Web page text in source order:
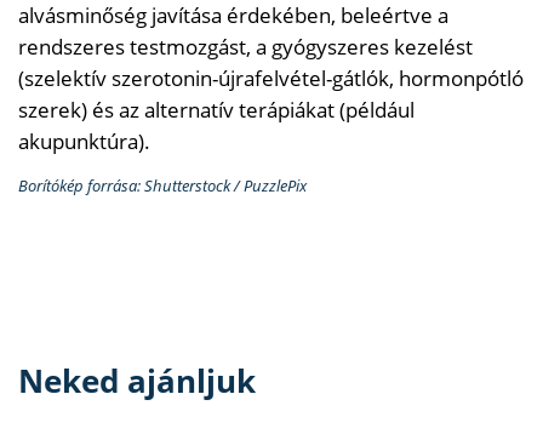
alvásminőség javítása érdekében, beleértve a
rendszeres testmozgást, a gyógyszeres kezelést
(szelektív szerotonin-újrafelvétel-gátlók, hormonpótló
szerek) és az alternatív terápiákat (például
akupunktúra).
Borítókép forrása: Shutterstock / PuzzlePix
Neked ajánljuk